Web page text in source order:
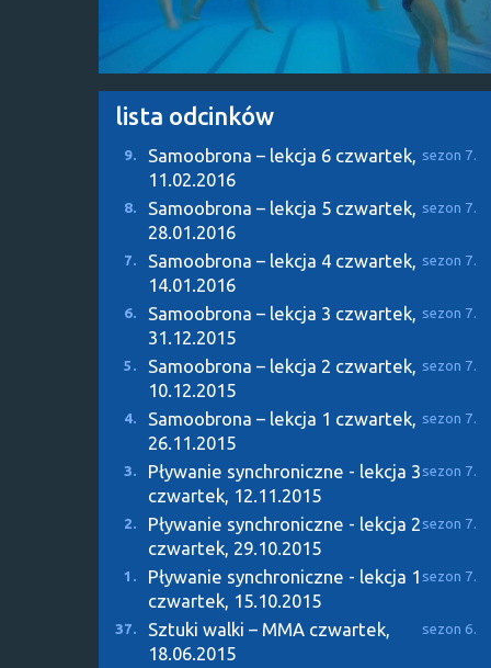
wideo
lista odcinków
9. Samoobrona – lekcja 6 sezon 7.
czwartek,
11.02.2016
8. Samoobrona – lekcja 5 sezon 7.
czwartek,
28.01.2016
7. Samoobrona – lekcja 4 sezon 7.
czwartek,
14.01.2016
6. Samoobrona – lekcja 3 sezon 7.
czwartek,
31.12.2015
5. Samoobrona – lekcja 2 sezon 7.
czwartek,
10.12.2015
4. Samoobrona – lekcja 1 sezon 7.
czwartek,
26.11.2015
3. Pływanie synchroniczne - lekcja 3 sezon 7.
czwartek, 12.11.2015
2. Pływanie synchroniczne - lekcja 2 sezon 7.
czwartek, 29.10.2015
1. Pływanie synchroniczne - lekcja 1 sezon 7.
czwartek, 15.10.2015
37. Sztuki walki – MMA sezon 6.
czwartek,
18.06.2015